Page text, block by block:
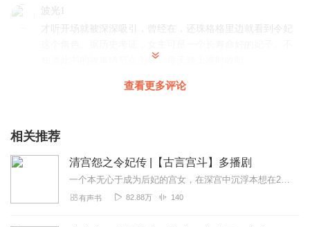
波光1
才听开场就被深深吸引，曾经在，还珠格格里边就看到令妃
知道此书的故事情节会怎样。每天晚上准时收听。
有影视的即视感，这个小宫女比较沉稳，难怪人家后面能成
心，手腕也挺有份。希望主播按时更新。
2023-10-24 3
查看更多评论
相关推荐
清宫怨之令妃传 |【古言宫斗】多播剧
一个本无心于成为后妃的宫女，在深宫中沉浮本想在25出宫的她终究身不由己成为了别人的棋子，爱上了不该爱的人，亲如姐妹的背叛，宠妃的算计女主因此而变得心狠手辣，帝王...
有声书 82.88万 140